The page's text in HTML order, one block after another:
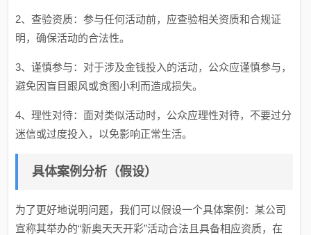
2、查验资质：参与任何活动前，应查验相关资质和合规证
明，确保活动的合法性。
3、谨慎参与：对于涉及金钱投入的活动，公众应谨慎参与，
避免因盲目跟风或贪图小利而造成损失。
4、理性对待：面对类似活动时，公众应理性对待，不要过分
迷信或过度投入，以免影响正常生活。
具体案例分析（假设）
为了更好地说明问题，我们可以假设一个具体案例：某公司
宣称其举办的“新奥天天开彩”活动合法且具备相应资质，在